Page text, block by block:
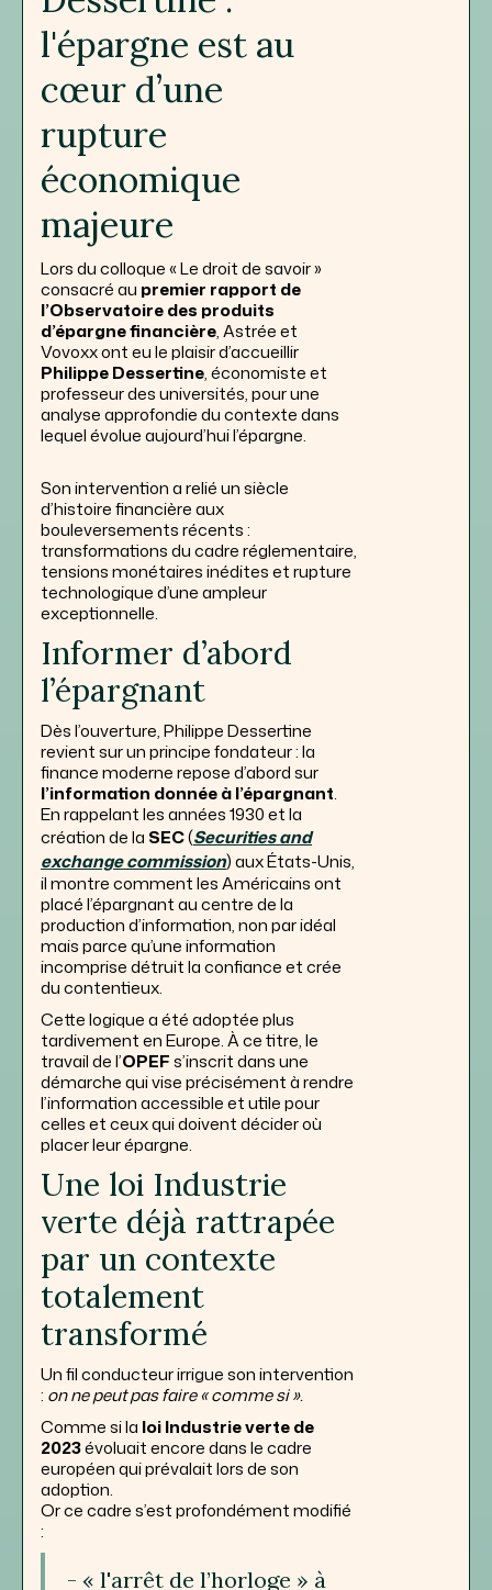
l'épargne est au
cœur d’une
rupture
économique
majeure
Lors du colloque « Le droit de savoir »
consacré au premier rapport de
l’Observatoire des produits
d’épargne financière, Astrée et
Vovoxx ont eu le plaisir d’accueillir
Philippe Dessertine, économiste et
professeur des universités, pour une
analyse approfondie du contexte dans
lequel évolue aujourd’hui l’épargne.
Son intervention a relié un siècle
d’histoire financière aux
bouleversements récents :
transformations du cadre réglementaire,
tensions monétaires inédites et rupture
technologique d’une ampleur
exceptionnelle.
Informer d’abord
l’épargnant
Dès l’ouverture, Philippe Dessertine
revient sur un principe fondateur : la
finance moderne repose d’abord sur
l’information donnée à l’épargnant.
En rappelant les années 1930 et la
création de la SEC(Securities and
exchange commission) aux États-Unis,
il montre comment les Américains ont
placé l’épargnant au centre de la
production d’information, non par idéal
mais parce qu’une information
incomprise détruit la confiance et crée
du contentieux.
Cette logique a été adoptée plus
tardivement en Europe. À ce titre, le
travail de l’OPEFs’inscrit dans une
démarche qui vise précisément à rendre
l’information accessible et utile pour
celles et ceux qui doivent décider où
placer leur épargne.
Une loi Industrie
verte déjà rattrapée
par un contexte
totalement
transformé
Un fil conducteur irrigue son intervention
: on ne peut pas faire « comme si ».
Comme si la loi Industrie verte de
2023évoluait encore dans le cadre
européen qui prévalait lors de son
adoption.
Or ce cadre s’est profondément modifié
:
- « l'arrêt de l’horloge » à